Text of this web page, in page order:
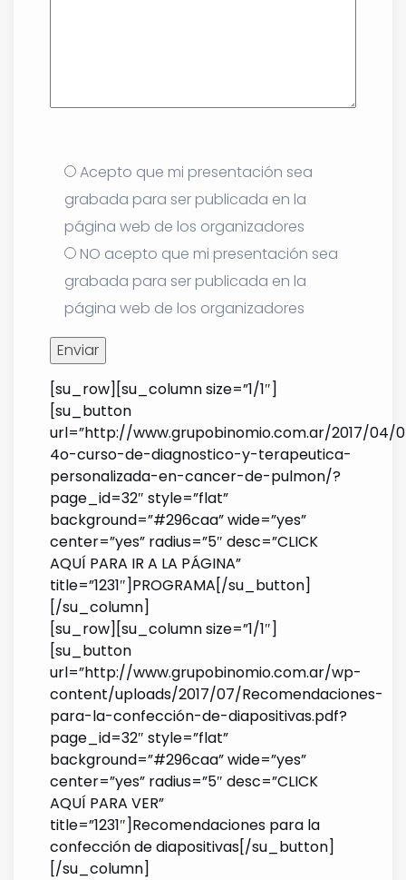
Acepto que mi presentación sea
grabada para ser publicada en la
página web de los organizadores
NO acepto que mi presentación sea
grabada para ser publicada en la
página web de los organizadores
[su_row][su_column size=”1/1″]
[su_button
url=”http://www.grupobinomio.com.ar/2017/04/
4o-curso-de-diagnostico-y-terapeutica-
personalizada-en-cancer-de-pulmon/?
page_id=32″ style=”flat”
background=”#296caa” wide=”yes”
center=”yes” radius=”5″ desc=”CLICK
AQUÍ PARA IR A LA PÁGINA”
title=”1231″]PROGRAMA[/su_button]
[/su_column]
[su_row][su_column size=”1/1″]
[su_button
url=”http://www.grupobinomio.com.ar/wp-
content/uploads/2017/07/Recomendaciones-
para-la-confección-de-diapositivas.pdf?
page_id=32″ style=”flat”
background=”#296caa” wide=”yes”
center=”yes” radius=”5″ desc=”CLICK
AQUÍ PARA VER”
title=”1231″]Recomendaciones para la
confección de diapositivas[/su_button]
[/su_column]